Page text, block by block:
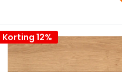
Korting 12%